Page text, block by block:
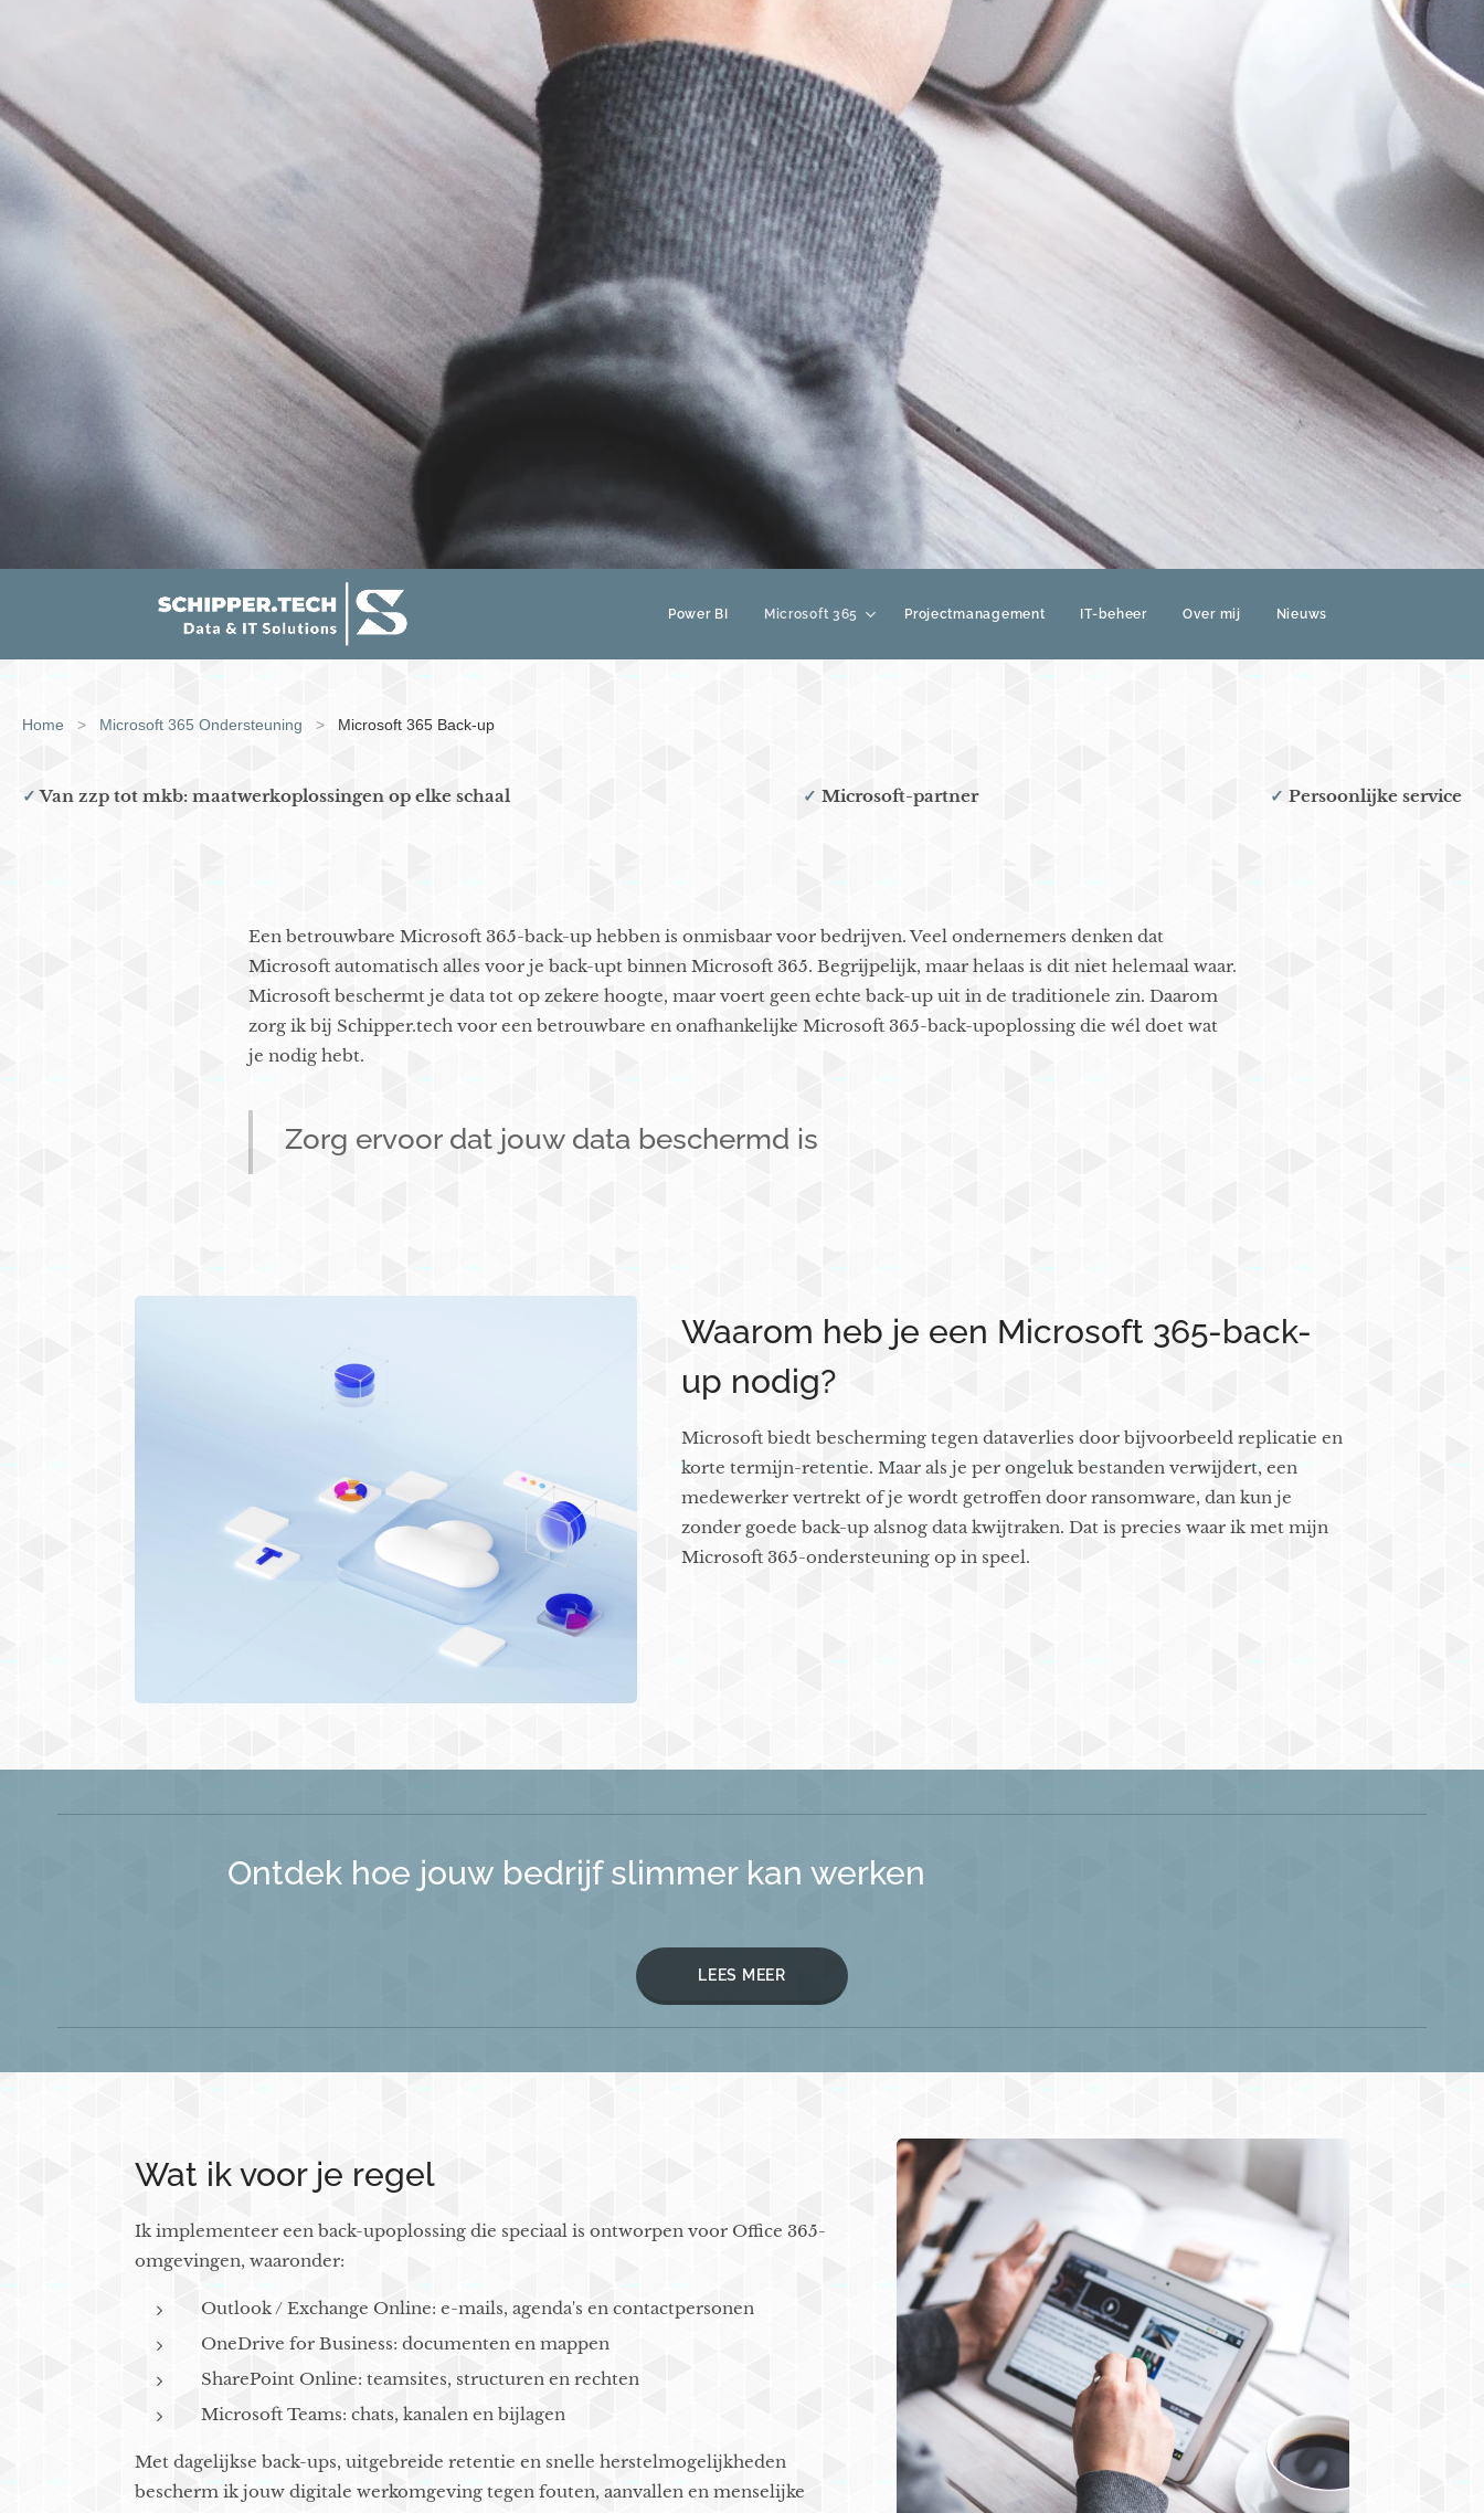
Power BI Microsoft 365 Projectmanagement IT-beheer Over mij Nieuws
Home > Microsoft 365 Ondersteuning > Microsoft 365 Back-up
✓ Van zzp tot mkb: maatwerkoplossingen op elke schaal ✓ Microsoft-partner ✓ Persoonlijke service
Een betrouwbare Microsoft 365-back-up hebben is onmisbaar voor bedrijven. Veel ondernemers denken dat
Microsoft automatisch alles voor je back-upt binnen Microsoft 365. Begrijpelijk, maar helaas is dit niet helemaal waar.
Microsoft beschermt je data tot op zekere hoogte, maar voert geen echte back-up uit in de traditionele zin. Daarom
zorg ik bij Schipper.tech voor een betrouwbare en onafhankelijke Microsoft 365-back-upoplossing die wél doet wat
je nodig hebt.
Zorg ervoor dat jouw data beschermd is
Waarom heb je een Microsoft 365-back-
up nodig?
Microsoft biedt bescherming tegen dataverlies door bijvoorbeeld replicatie en
korte termijn-retentie. Maar als je per ongeluk bestanden verwijdert, een
medewerker vertrekt of je wordt getroffen door ransomware, dan kun je
zonder goede back-up alsnog data kwijtraken. Dat is precies waar ik met mijn
Microsoft 365-ondersteuning op in speel.
Ontdek hoe jouw bedrijf slimmer kan werken
LEES MEER
Wat ik voor je regel
Ik implementeer een back-upoplossing die speciaal is ontworpen voor Office 365-
omgevingen, waaronder:
Outlook / Exchange Online: e-mails, agenda's en contactpersonen
OneDrive for Business: documenten en mappen
SharePoint Online: teamsites, structuren en rechten
Microsoft Teams: chats, kanalen en bijlagen
Met dagelijkse back-ups, uitgebreide retentie en snelle herstelmogelijkheden
bescherm ik jouw digitale werkomgeving tegen fouten, aanvallen en menselijke